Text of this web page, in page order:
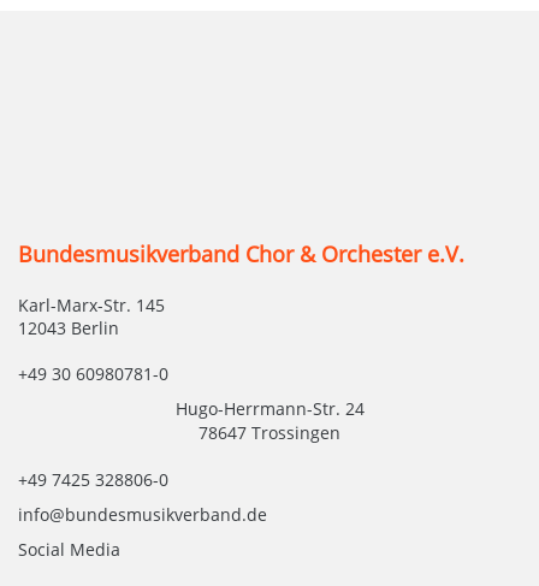
Bundesmusikverband Chor & Orchester e.V.
Karl-Marx-Str. 145
12043 Berlin
+49 30 60980781-0
Hugo-Herrmann-Str. 24
78647 Trossingen
+49 7425 328806-0
info@bundesmusikverband.de
Social Media